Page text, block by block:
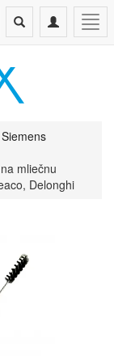
Toggle
navigation
Toggle
search
mliečnu
Delonghi